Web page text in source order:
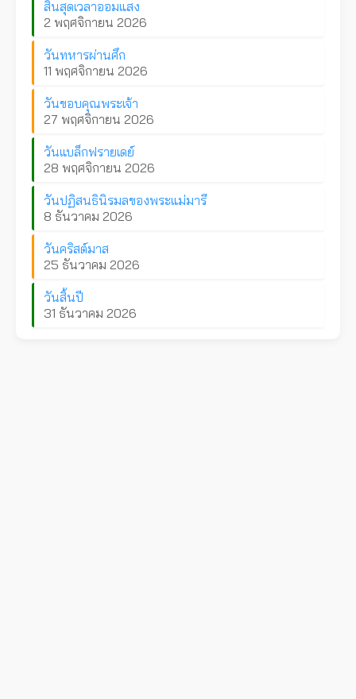
สิ้นสุดเวลาออมแสง
2 พฤศจิกายน 2026
วันทหารผ่านศึก
11 พฤศจิกายน 2026
วันขอบคุณพระเจ้า
27 พฤศจิกายน 2026
วันแบล็กฟรายเดย์
28 พฤศจิกายน 2026
วันปฏิสนธินิรมลของพระแม่มารี
8 ธันวาคม 2026
วันคริสต์มาส
25 ธันวาคม 2026
วันสิ้นปี
31 ธันวาคม 2026